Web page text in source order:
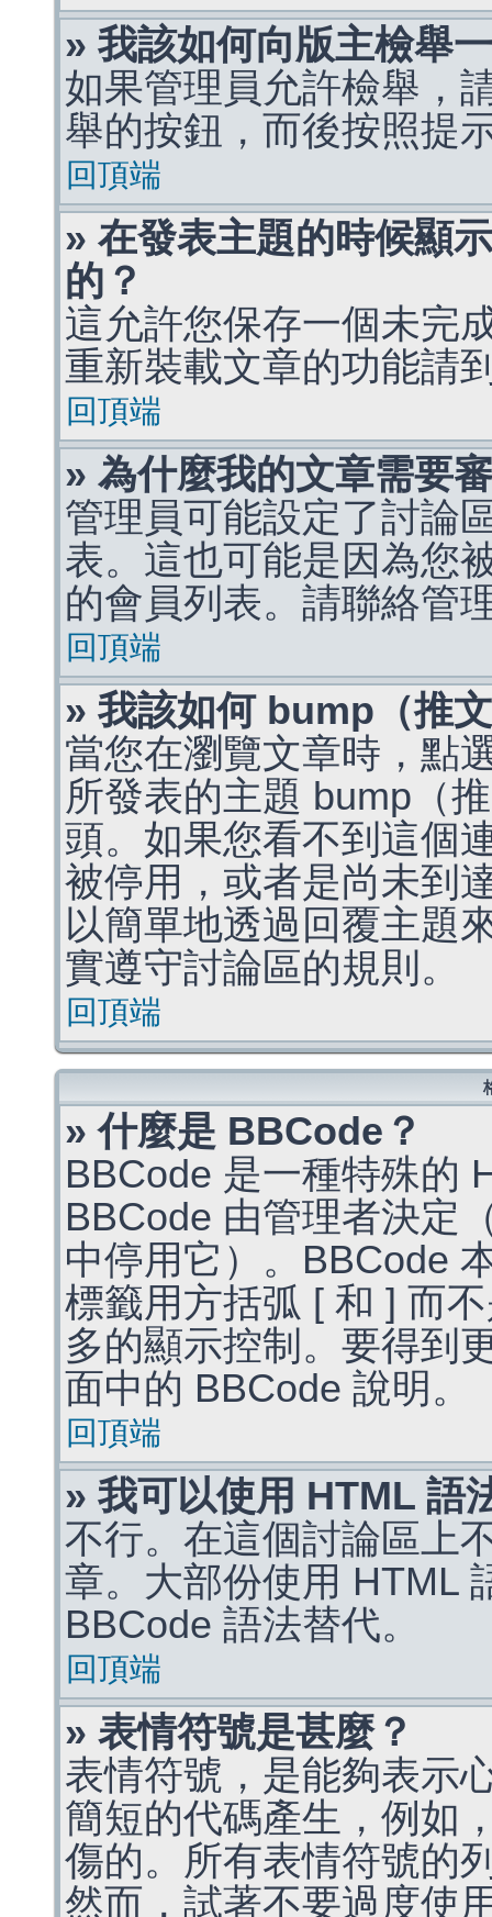
» 我該如何向版主檢舉
如果管理員允許檢舉，
舉的按鈕，而後按照提
回頂端
» 在發表主題的時候顯
的？
這允許您保存一個未完
重新裝載文章的功能請
回頂端
» 為什麼我的文章需要
管理員可能設定了討論
表。這也可能是因為您
的會員列表。請聯絡管
回頂端
» 我該如何 bump（推
當您在瀏覽文章時，點
所發表的主題 bump（
頭。如果您看不到這個
被停用，或者是尚未到
以簡單地透過回覆主題
實遵守討論區的規則。
回頂端
» 什麼是 BBCode？
BBCode 是一種特殊的
BBCode 由管理者決定
中停用它）。BBCode
標籤用方括弧 [ 和 ] 而
多的顯示控制。要得到
面中的 BBCode 說明。
回頂端
» 我可以使用 HTML 語
不行。在這個討論區上
章。大部份使用 HTML
BBCode 語法替代。
回頂端
» 表情符號是甚麼？
表情符號，是能夠表示
簡短的代碼產生，例如
傷的。所有表情符號的
然而，試著不要過度使